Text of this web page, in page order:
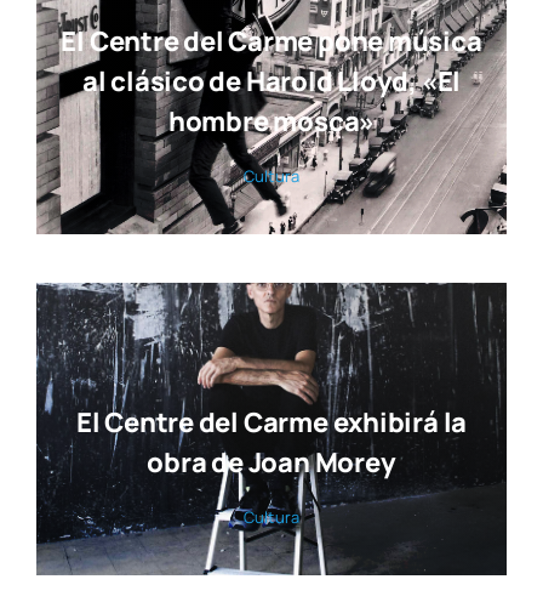
El Centre del Carme pone música
al clásico de Harold Lloyd, «El
hombre mosca»
Cul­tu­ra
El Centre del Carme exhibirá la
obra de Joan Morey
Cul­tu­ra